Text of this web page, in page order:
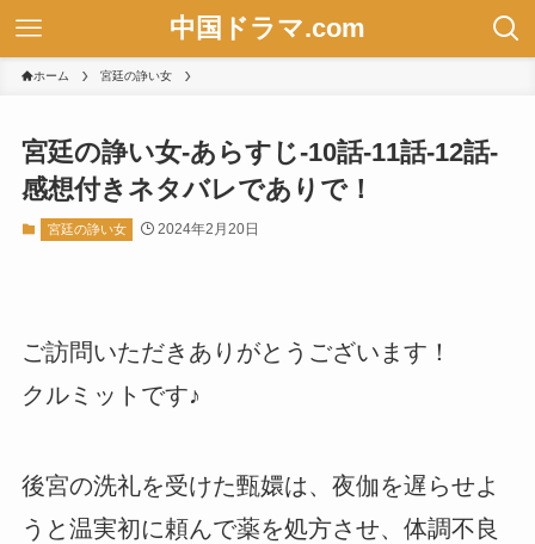
中国ドラマ.com
ホーム 宮廷の諍い女
宮廷の諍い女-あらすじ-10話-11話-12話-
感想付きネタバレでありで！
宮廷の諍い女 2024年2月20日
ご訪問いただきありがとうございます！
クルミットです♪
後宮の洗礼を受けた甄嬛は、夜伽を遅らせよ
うと温実初に頼んで薬を処方させ、体調不良